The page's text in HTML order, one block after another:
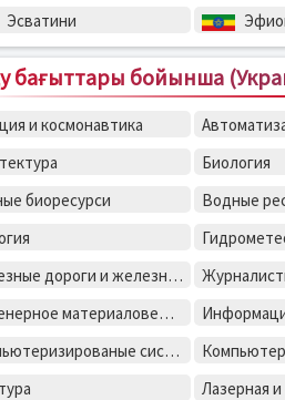
Эсватини
бағыттары бойынша
и космонавтика
Биология
биоресурси
Водные
Железные дороги и железнодорожная техника
Инженерное материаловедение
Компьютеризированые системы, автоматика и управления